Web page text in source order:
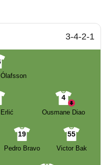
3-4-2-1
4
Ousmane Diao
19
Pedro Bravo
55
Victor Bak